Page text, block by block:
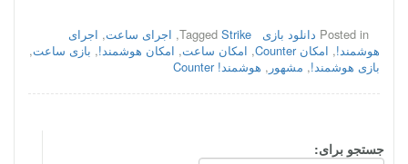
Posted in دانلود بازی Tagged Strike
, اجرای ساعت, اجرای
هوشمند!, امکان Counter , امکان ساعت, امکان هوشمند!, بازی ساعت,
بازی هوشمند!, مشهور , هوشمند! Counter
جستجو برای: